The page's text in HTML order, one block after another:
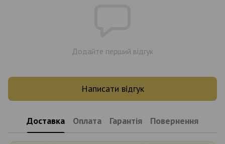
Додайте перший відгук
Написати відгук
Доставка Оплата Гарантія Повернення